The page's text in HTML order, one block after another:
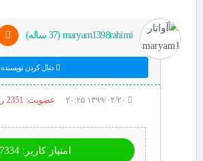
maryam1398rahimi (37 ساله)
دنبال کردن نویسنده
عضویت: 2351 روز
امتیاز کاربر: 37334